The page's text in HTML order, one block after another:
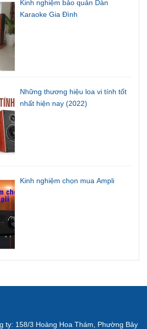
Kinh nghiệm bảo quản Dàn
Karaoke Gia Đình
Những thương hiệu loa vi tính tốt
nhất hiện nay (2022)
Kinh nghiệm chọn mua Ampli
ty: 158/3 Hoàng Hoa Thám, Phường Bảy